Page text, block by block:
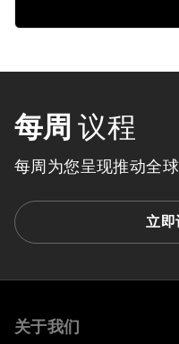
每周 议程
每周为您呈现推动全
立即
关于我们